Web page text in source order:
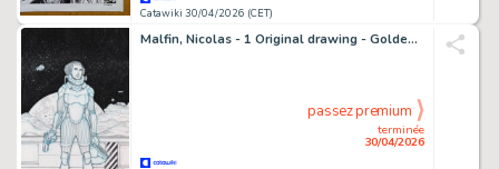
Catawiki 30/04/2026 (CET)
Malfin, Nicolas - 1 Original drawing - Golden City - MIFA - 2026
terminée
30/04/2026
passez premium